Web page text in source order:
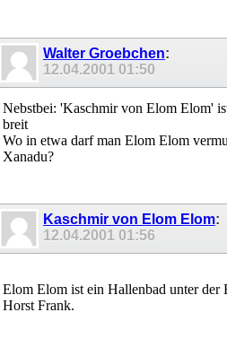
Walter Groebchen:
12.04.2001 01:50
Nebstbei: 'Kaschmir von Elom Elom'
breit
Wo in etwa darf man Elom Elom
Xanadu?
Kaschmir von Elom Elom:
12.04.2001 01:56
Elom Elom ist ein Hallenbad unter der
Horst Frank.